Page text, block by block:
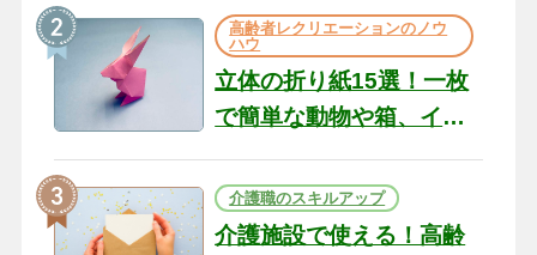
の現場から（22）
高齢者レクリエーションのノウ
ハウ
立体の折り紙15選！一枚
で簡単な動物や箱、イン
介護職のスキルアップ
介護施設で使える！高齢